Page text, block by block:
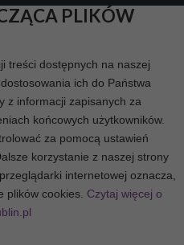
PLIKÓW
treści dostępnych na naszej
ich do Państwa
z informacji zapisanych za
końcowych użytkowników.
za pomocą ustawień
korzystanie z naszej strony
internetowej oznacza,
plików cookies. Czytaj więcej o